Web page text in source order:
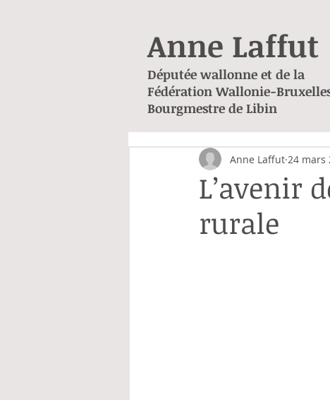
Anne Laffut
Députée wallonne et de la
Fédération Wallonie-
Bourgmestre de Libin
L’avenir
rurale
Anne Laffut 24 mars